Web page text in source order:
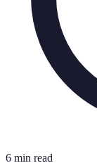
6 min read